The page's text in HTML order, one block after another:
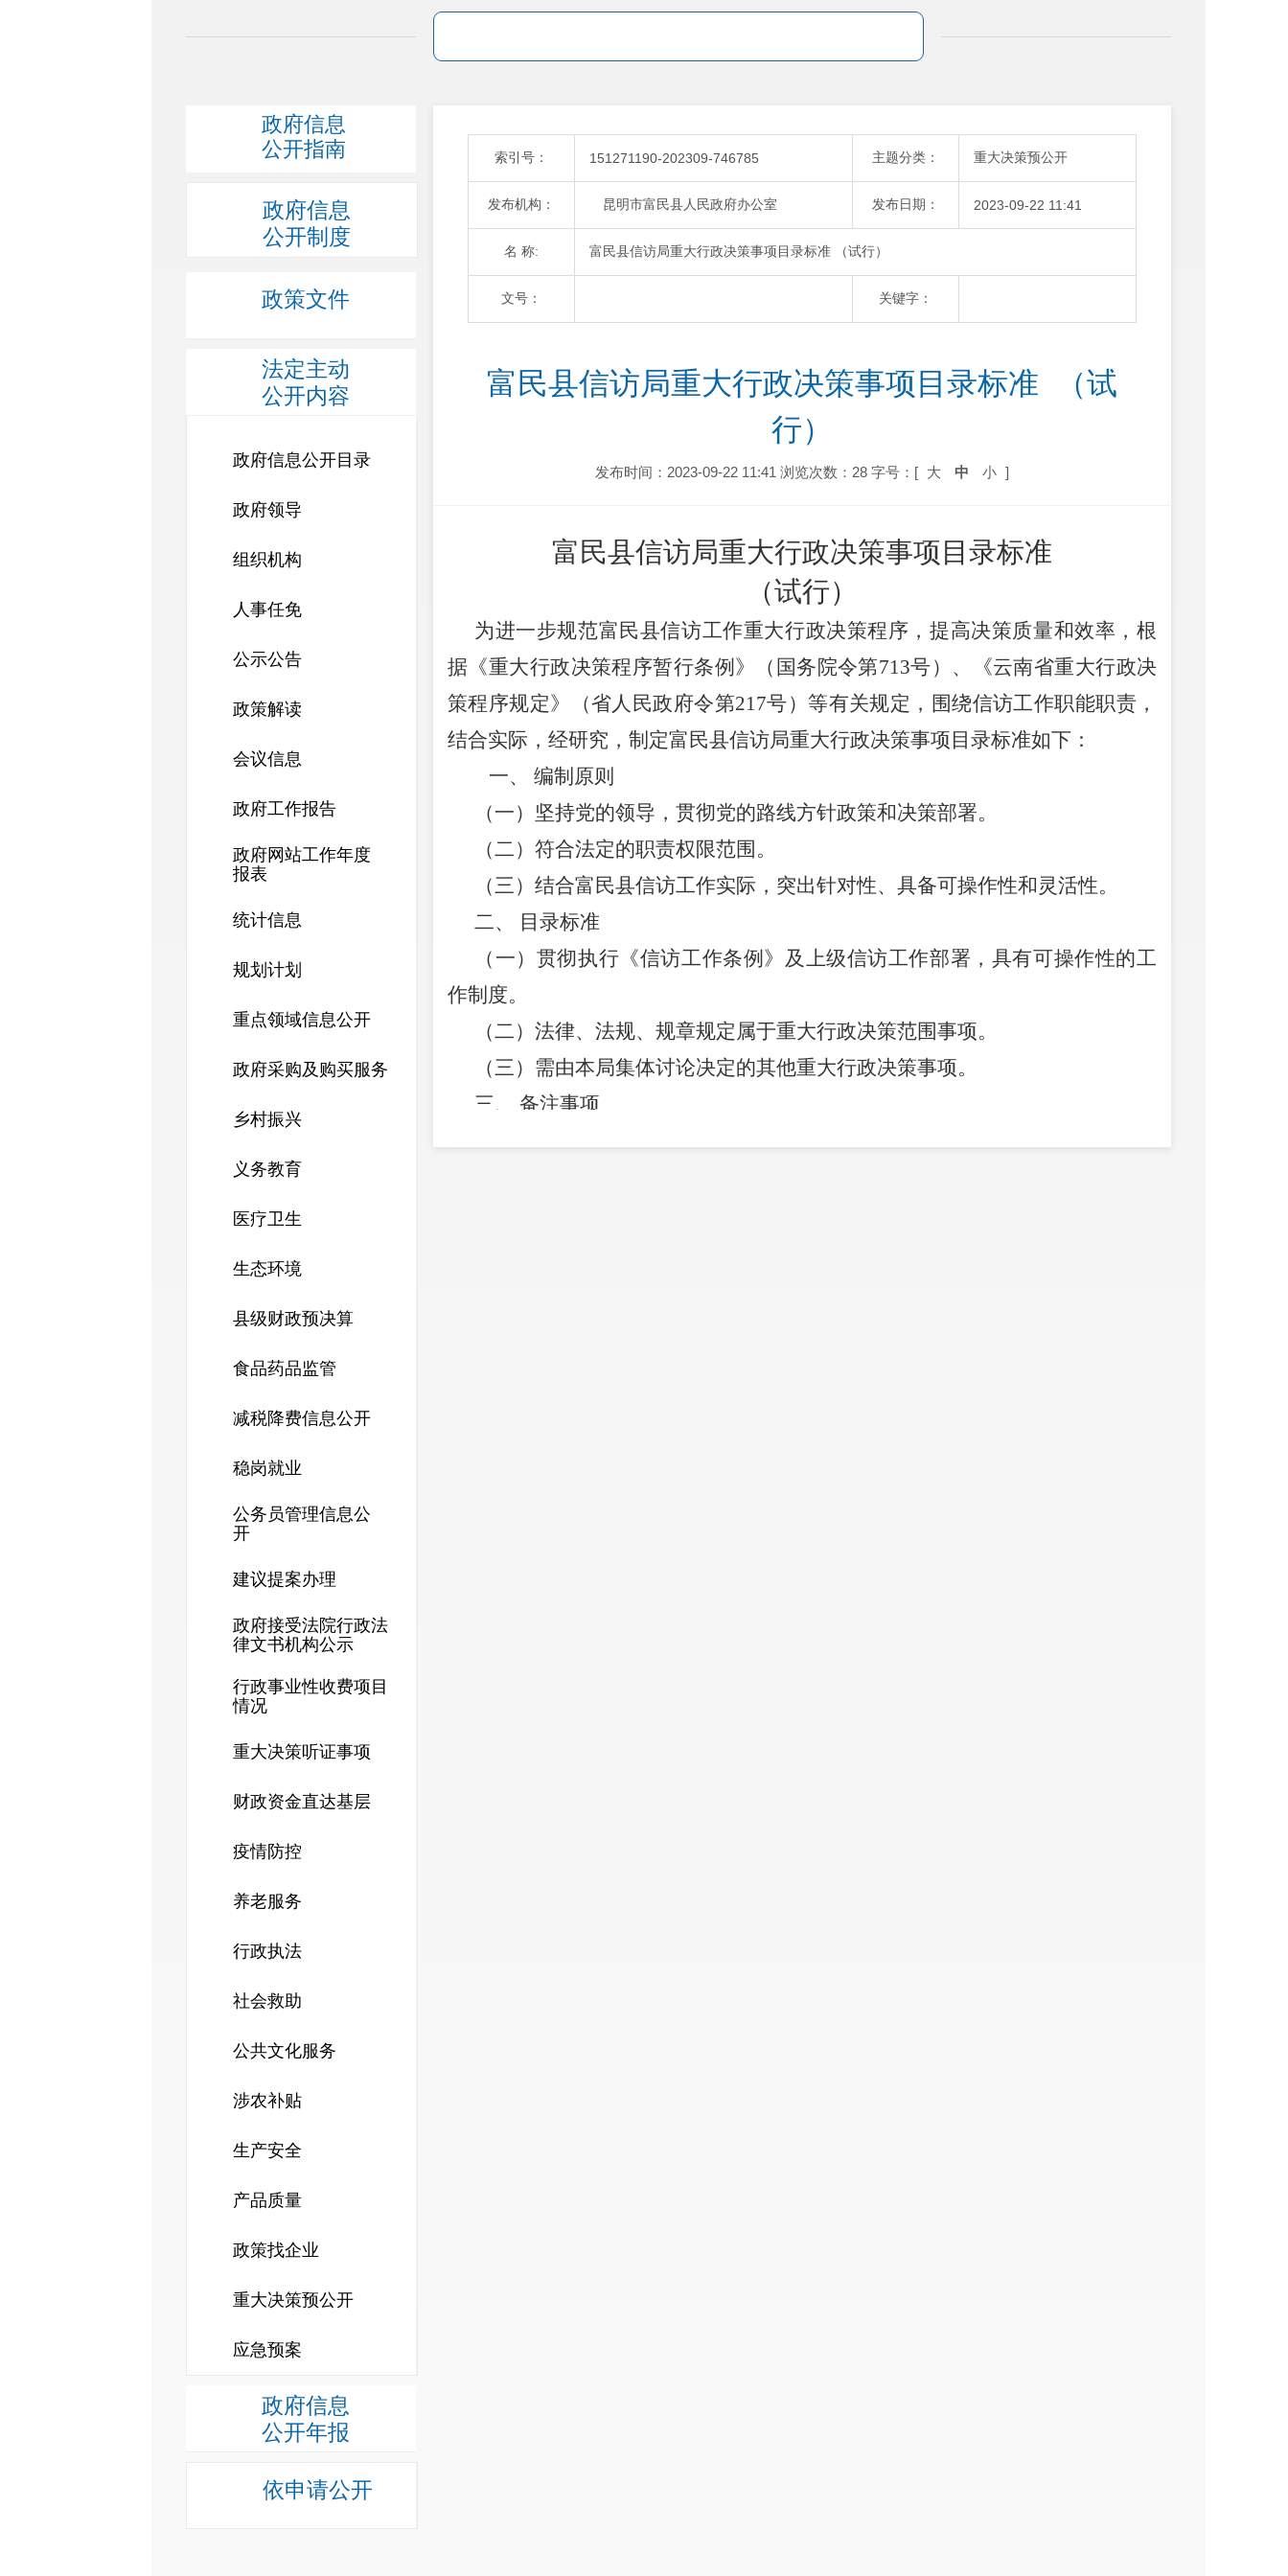
政府信息
公开指南
政府信息
公开制度
政策文件
法定主动
公开内容
政府信息公开目录
政府领导
组织机构
人事任免
公示公告
政策解读
会议信息
政府工作报告
政府网站工作年度
报表
统计信息
规划计划
重点领域信息公开
政府采购及购买服务
乡村振兴
义务教育
医疗卫生
生态环境
县级财政预决算
食品药品监管
减税降费信息公开
稳岗就业
公务员管理信息公
开
建议提案办理
政府接受法院行政法
律文书机构公示
行政事业性收费项目
情况
重大决策听证事项
财政资金直达基层
疫情防控
养老服务
行政执法
社会救助
公共文化服务
涉农补贴
生产安全
产品质量
政策找企业
重大决策预公开
应急预案
政府信息
公开年报
依申请公开
索引号： 151271190-202309-746785 主题分类： 重大决策预公开
发布机构： 昆明市富民县人民政府办公室 发布日期： 2023-09-22 11:41
名 称: 富民县信访局重大行政决策事项目录标准 （试行）
文号： 关键字：
富民县信访局重大行政决策事项目录标准  （试
行）
发布时间：2023-09-22 11:41 浏览次数：28 字号：[ 大 中 小 ]
富民县信访局重大行政决策事项目录标准
（试行）
为进一步规范富民县信访工作重大行政决策程序，提高决策质量和效率，根
据《重大行政决策程序暂行条例》（国务院令第713号）、《云南省重大行政决
策程序规定》（省人民政府令第217号）等有关规定，围绕信访工作职能职责，
结合实际，经研究，制定富民县信访局重大行政决策事项目录标准如下：
一、
编制原则
（一）坚持党的领导，贯彻党的路线方针政策和决策部署。
（二）符合法定的职责权限范围。
（三）结合富民县信访工作实际，突出针对性、具备可操作性和灵活性。
二、
目录标准
（一）贯彻执行《信访工作条例》及上级信访工作部署，具有可操作性的工
作制度。
（二）法律、法规、规章规定属于重大行政决策范围事项。
（三）需由本局集体讨论决定的其他重大行政决策事项。
三、
备注事项